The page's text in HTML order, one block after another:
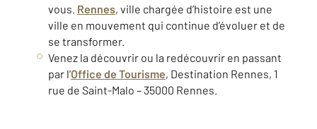
vous. Rennes, ville chargée d’histoire est une
ville en mouvement qui continue d’évoluer et de
se transformer.
Venez la découvrir ou la redécouvrir en passant
par l’Office de Tourisme, Destination Rennes, 1
rue de Saint-Malo – 35000 Rennes.